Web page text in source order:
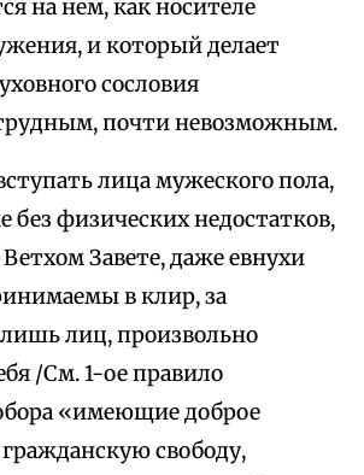
на нем, как носителе
и который делает
сословия
почти невозможным.
лица мужеского пола,
без физических недостатков,
Завете, даже евнухи
в клир, за
лиц, произвольно
/См. 1-ое правило
«имеющие доброе
свободу,